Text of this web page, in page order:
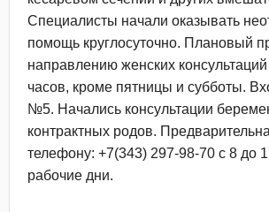
Специалисты начали оказывать
помощь круглосуточно. Плановый
направлению женских
часов, кроме пятницы и субботы.
№5. Начались консультации
контрактных родов.
телефону: +7(343) 297-98-70 с 8 до
рабочие дни.